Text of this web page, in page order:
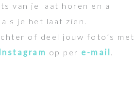
van je laat horen en al
als je het laat zien.
of deel jouw foto’s met
Instagram op per e-mail .